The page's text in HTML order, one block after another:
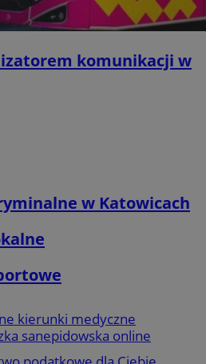
komunikacji w
w Katowicach
kierunki medyczne
sanepidowska online